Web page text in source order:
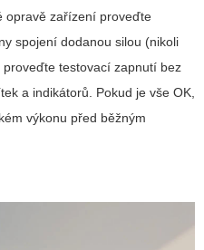
opravě zařízení proveďte
spojení dodanou silou (nikoli
testovací zapnutí bez
a indikátorů. Pokud je vše OK,
výkonu před běžným